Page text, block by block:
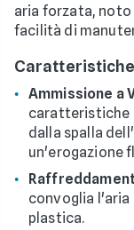
aria forzata, noto
facilità di
Ammissione a
caratteristiche
dalla spalla
un'erogazione
convoglia
plastica.